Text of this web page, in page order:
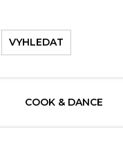
VYHLEDAT
COOK & DANCE